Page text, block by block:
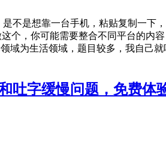
不是想靠一台手机，粘贴复制一下
个，你可能需要整合不同平台的内
域为生活领域，题目较多，我自己
吐字缓慢问题，免费体